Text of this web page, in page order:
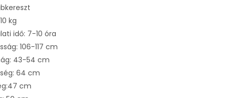
kg
idő: 7-10 óra
106-117 cm
43-54 cm
64 cm
cm